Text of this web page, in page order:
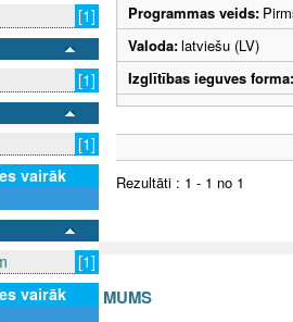
[1]
[1]
[1]
vairāk
[1]
vairāk
Programmas veids:
Valoda:latviešu (LV)
Izglītības ieguves forma:
Rezultāti : 1 - 1 no 1
AR MUMS